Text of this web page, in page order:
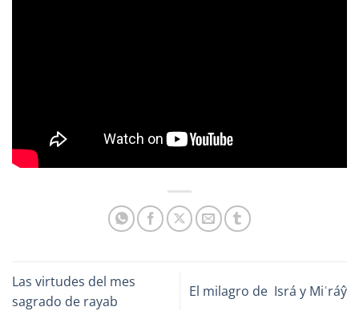
Las virtudes del mes
sagrado de rayab
El milagro de Isrá y Miʿráŷ